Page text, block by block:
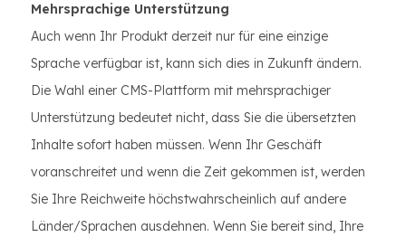
Mehrsprachige Unterstützung
Auch wenn Ihr Produkt derzeit nur für eine einzige
Sprache verfügbar ist, kann sich dies in Zukunft ändern.
Die Wahl einer CMS-Plattform mit mehrsprachiger
Unterstützung bedeutet nicht, dass Sie die übersetzten
Inhalte sofort haben müssen. Wenn Ihr Geschäft
voranschreitet und wenn die Zeit gekommen ist, werden
Sie Ihre Reichweite höchstwahrscheinlich auf andere
Länder/Sprachen ausdehnen. Wenn Sie bereit sind, Ihre